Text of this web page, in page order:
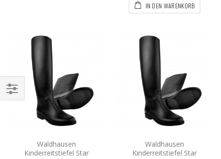
IN DEN WARENKORB
Waldhausen
Kinderreitstiefel Star
Waldhausen
Kinderreitstiefel Star